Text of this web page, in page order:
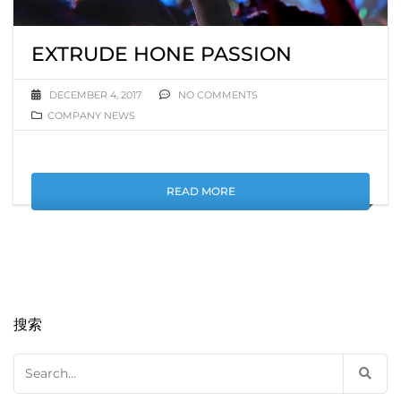
EXTRUDE HONE PASSION
DECEMBER 4, 2017
NO COMMENTS
COMPANY NEWS
READ MORE
搜索
for: